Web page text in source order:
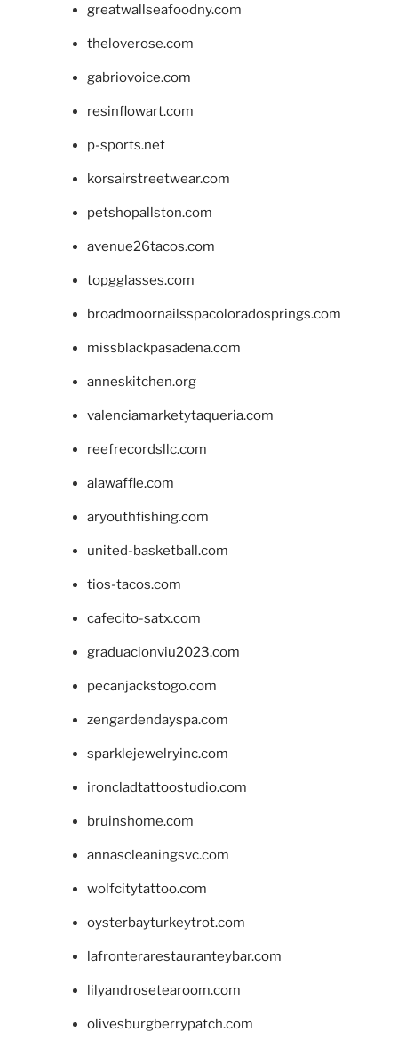
greatwallseafoodny.com
theloverose.com
gabriovoice.com
resinflowart.com
p-sports.net
korsairstreetwear.com
petshopallston.com
avenue26tacos.com
topgglasses.com
broadmoornailsspacoloradosprings.com
missblackpasadena.com
anneskitchen.org
valenciamarketytaqueria.com
reefrecordsllc.com
alawaffle.com
aryouthfishing.com
united-basketball.com
tios-tacos.com
cafecito-satx.com
graduacionviu2023.com
pecanjackstogo.com
zengardendayspa.com
sparklejewelryinc.com
ironcladtattoostudio.com
bruinshome.com
annascleaningsvc.com
wolfcitytattoo.com
oysterbayturkeytrot.com
lafronterarestauranteybar.com
lilyandrosetearoom.com
olivesburgberrypatch.com